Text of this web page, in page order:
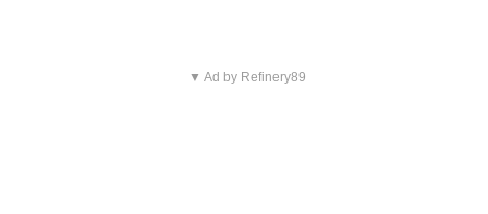
▼ Ad by Refinery89